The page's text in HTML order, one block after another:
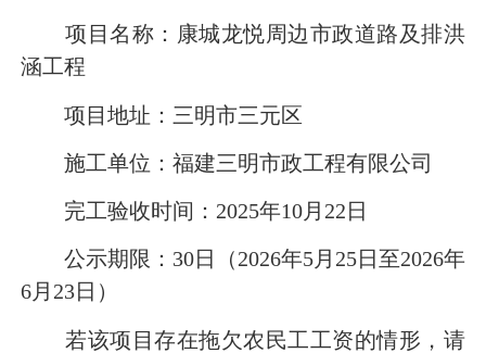
项目名称：康城龙悦周边市政道路及排洪
涵工程
项目地址：三明市三元区
施工单位：福建三明市政工程有限公司
完工验收时间：2025年10月22日
公示期限：30日（2026年5月25日至2026年
6月23日）
若该项目存在拖欠农民工工资的情形，请